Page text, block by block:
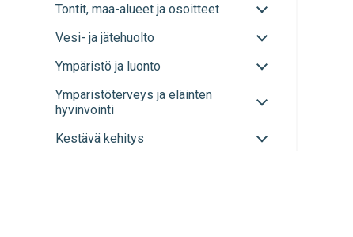
Tontit, maa-alueet ja osoitteet
Avaa
sulje
Vesi- ja jätehuolto
Avaa
sulje
Ympäristö ja luonto
Avaa
sulje
alavalikko
Ympäristöterveys ja eläinten
hyvinvointi
alavalikko
Kestävä kehitys
Avaa